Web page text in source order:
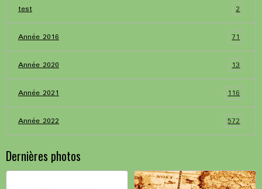
test 2
Année 2016 71
Année 2020 13
Année 2021 116
Année 2022 572
Dernières photos